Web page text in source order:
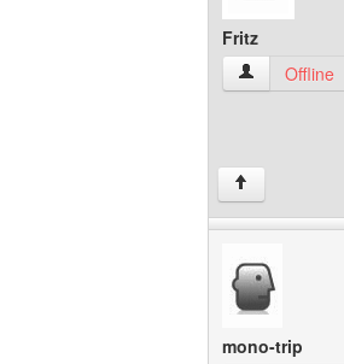
Fritz
Fritz Offline
↑
mono-trip